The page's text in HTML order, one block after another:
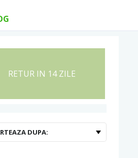
RETUR IN 14 ZILE
DUPA: